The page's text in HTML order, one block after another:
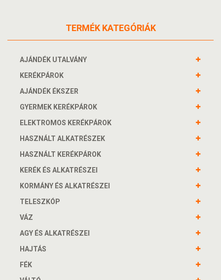
TERMÉK KATEGÓRIÁK
AJÁNDÉK UTALVÁNY
KERÉKPÁROK
AJÁNDÉK ÉKSZER
GYERMEK KERÉKPÁROK
ELEKTROMOS KERÉKPÁROK
HASZNÁLT ALKATRÉSZEK
HASZNÁLT KERÉKPÁROK
KERÉK ÉS ALKATRÉSZEI
KORMÁNY ÉS ALKATRÉSZEI
TELESZKÓP
VÁZ
AGY ÉS ALKATRÉSZEI
HAJTÁS
FÉK